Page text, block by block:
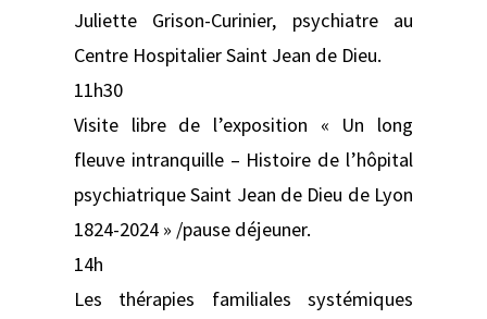
Juliette Grison-Curinier, psychiatre au
Centre Hospitalier Saint Jean de Dieu.
11h30
Visite libre de l’exposition « Un long
fleuve intranquille – Histoire de l’hôpital
psychiatrique Saint Jean de Dieu de Lyon
1824-2024 » /pause déjeuner.
14h
Les thérapies familiales systémiques